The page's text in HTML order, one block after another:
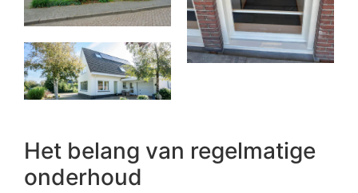
Het belang van regelmatige
onderhoud